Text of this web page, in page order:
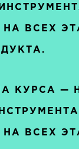
ВСЕХ
КУРСА —
ВСЕХ